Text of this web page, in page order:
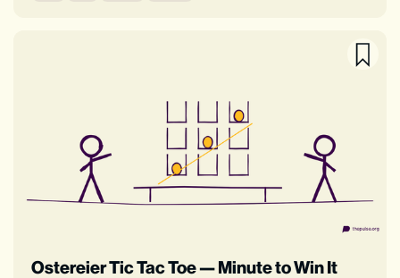
Ostereier Tic Tac Toe — Minute to Win It